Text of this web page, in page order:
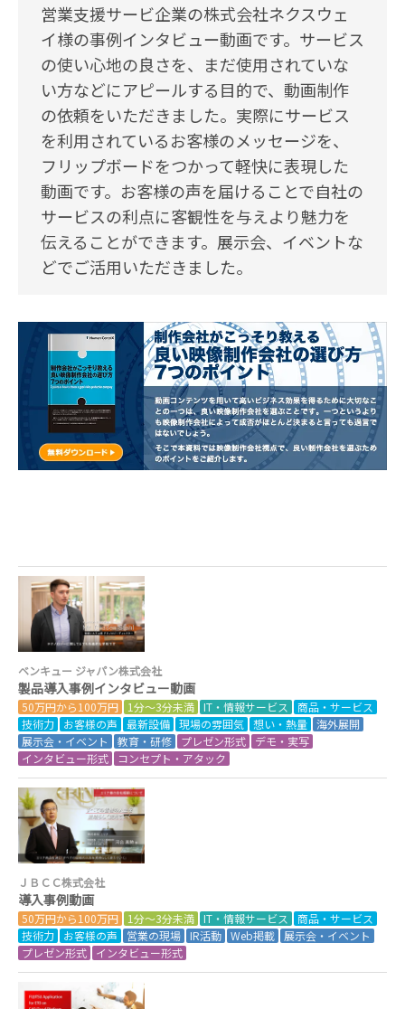
営業支援サービ企業の株式会社ネクスウェ
イ様の事例インタビュー動画です。サービス
の使い心地の良さを、まだ使用されていな
い方などにアピールする目的で、動画制作
の依頼をいただきました。実際にサービス
を利用されているお客様のメッセージを、
フリップボードをつかって軽快に表現した
動画です。お客様の声を届けることで自社の
サービスの利点に客観性を与えより魅力を
伝えることができます。展示会、イベントな
どでご活用いただきました。
ベンキュー ジャパン株式会社
製品導入事例インタビュー動画
50万円から100万円 1分～3分未満 IT・情報サービス
商品・サービス
技術力
お客様の声 最新設備 現場の雰囲気 想い・熱量 海外展開
展示会・イベント
教育・研修 プレゼン形式
デモ・実写
インタビュー形式
コンセプト・アタック
ＪＢＣＣ株式会社
導入事例動画
50万円から100万円 1分～3分未満 IT・情報サービス
商品・サービス
技術力
お客様の声 営業の現場 IR活動 Web掲載
展示会・イベント
プレゼン形式
インタビュー形式